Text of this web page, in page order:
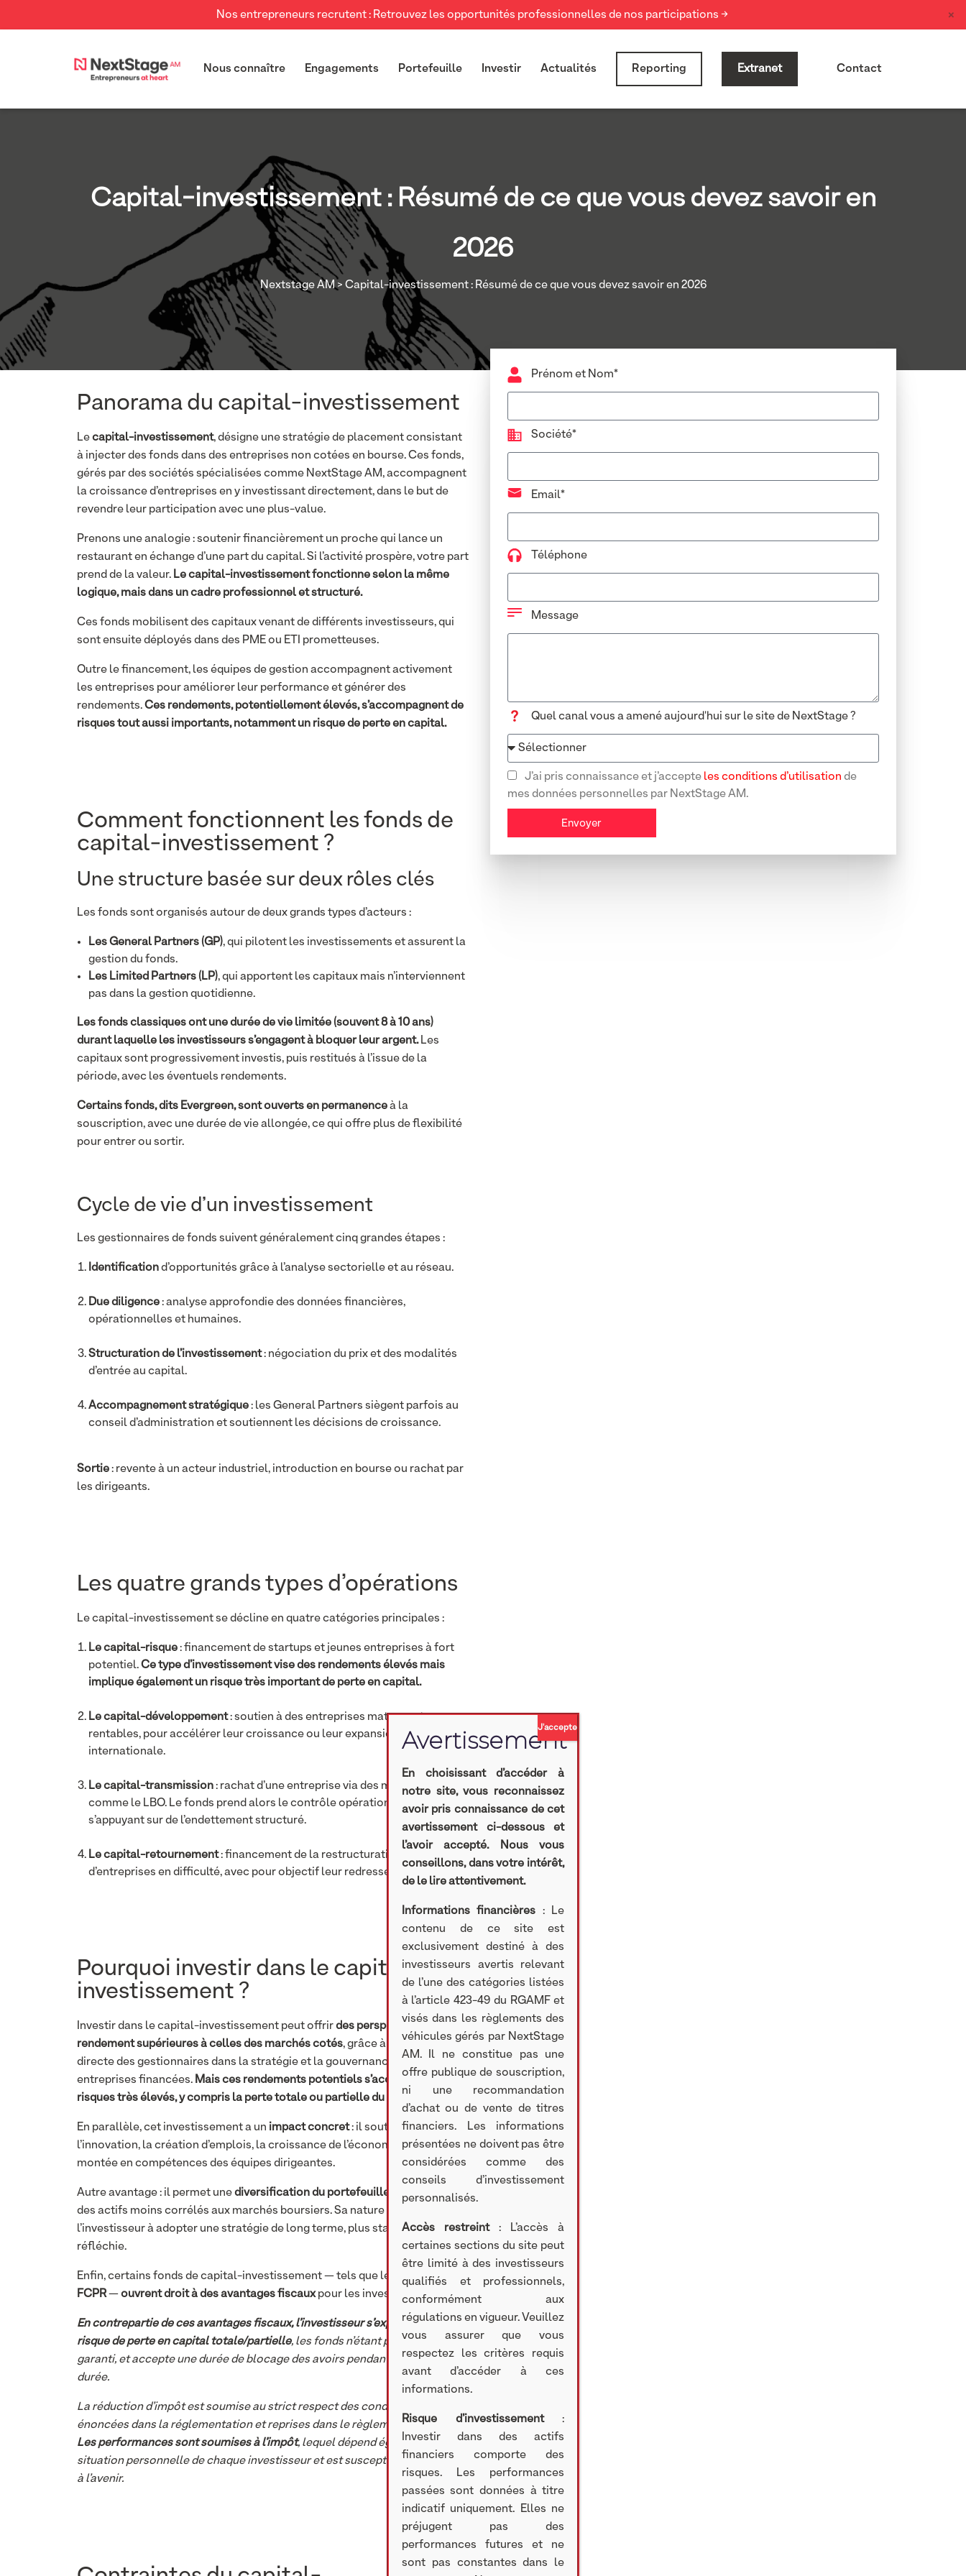
Nos entrepreneurs recrutent : Retrouvez les opportunités professionnelles de nos participations → ×
Nous connaître Engagements Portefeuille Investir Actualités Reporting Extranet Contact
Capital-investissement : Résumé de ce que vous devez savoir en
2026
Nextstage AM> Capital-investissement : Résumé de ce que vous devez savoir en 2026
Panorama du capital-investissement
Lecapital-investissement, désigne une stratégie de placement consistant
à injecter des fonds dans des entreprises non cotées en bourse. Ces fonds,
gérés par des sociétés spécialisées comme NextStage AM, accompagnent
la croissance d’entreprises en y investissant directement, dans le but de
revendre leur participation avec une plus-value.
Prenons une analogie : soutenir financièrement un proche qui lance un
restaurant en échange d’une part du capital. Si l’activité prospère, votre part
prend de la valeur. Le capital-investissement fonctionne selon la même
logique, mais dans un cadre professionnel et structuré.
Ces fonds mobilisent des capitaux venant de différents investisseurs, qui
sont ensuite déployés dans des PME ou ETI prometteuses.
Outre le financement, les équipes de gestion accompagnent activement
les entreprises pour améliorer leur performance et générer des
rendements.Ces rendements, potentiellement élevés, s’accompagnent de
risques tout aussi importants, notamment un risque de perte en capital.
Comment fonctionnent les fonds de
capital-investissement ?
Une structure basée sur deux rôles clés
Les fonds sont organisés autour de deux grands types d’acteurs :
Les General Partners (GP), qui pilotent les investissements et assurent la
gestion du fonds.
Les Limited Partners (LP), qui apportent les capitaux mais n’interviennent
pas dans la gestion quotidienne.
Les fonds classiques ont une durée de vie limitée (souvent 8 à 10 ans)
durant laquelle les investisseurs s’engagent à bloquer leur argent.Les
capitaux sont progressivement investis, puis restitués à l’issue de la
période, avec les éventuels rendements.
Certains fonds, dits Evergreen, sont ouverts en permanenceà la
souscription, avec une durée de vie allongée, ce qui offre plus de flexibilité
pour entrer ou sortir.
Cycle de vie d’un investissement
Les gestionnaires de fonds suivent généralement cinq grandes étapes :
Identificationd’opportunités grâce à l’analyse sectorielle et au réseau.
Due diligence: analyse approfondie des données financières,
opérationnelles et humaines.
Structuration de l’investissement: négociation du prix et des modalités
d’entrée au capital.
Accompagnement stratégique: les General Partners siègent parfois au
conseil d’administration et soutiennent les décisions de croissance.
Sortie: revente à un acteur industriel, introduction en bourse ou rachat par
les dirigeants.
Les quatre grands types d’opérations
Le capital-investissement se décline en quatre catégories principales :
Le capital-risque: financement de startups et jeunes entreprises à fort
potentiel.Ce type d’investissement vise des rendements élevés mais
implique également un risque très important de perte en capital.
Le capital-développement: soutien à des entreprises matures et
rentables, pour accélérer leur croissance ou leur expansion
internationale.
Le capital-transmission: rachat d’une entreprise via des mécanismes
comme le LBO. Le fonds prend alors le contrôle opérationnel en
s’appuyant sur de l’endettement structuré.
Le capital-retournement: financement de la restructuration
d’entreprises en difficulté, avec pour objectif leur redressement.
Pourquoi investir dans le capital-
investissement ?
Investir dans le capital-investissement peut offrirdes perspectives de
rendement supérieures à celles des marchés cotés, grâce à l’implication
directe des gestionnaires dans la stratégie et la gouvernance des
entreprises financées. Mais ces rendements potentiels s’accompagnent de
risques très élevés, y compris la perte totale ou partielle du capital investi.
En parallèle, cet investissement a un impact concret: il soutient
l’innovation, la création d’emplois, la croissance de l’économie réelle, et la
montée en compétences des équipes dirigeantes.
Autre avantage : il permet unediversification du portefeuille
en intégrant
des actifs moins corrélés aux marchés boursiers. Sa nature illiquide oblige
l’investisseur à adopter une stratégie de long terme, plus stable et
réfléchie.
Enfin, certains fonds de capital-investissement — tels que les
FPCI, FCPI ou
FCPR—ouvrent droit à des avantages fiscauxpour les investisseurs.
En contrepartie de ces avantages fiscaux, l’investisseur s’expose à un
risque de perte en capital totale/partielle, les fonds n’étant pas à capital
garanti, et accepte une durée de blocage des avoirs pendant une certaine
durée.
La réduction d’impôt est soumise au strict respect des conditions
énoncées dans la réglementation et reprises dans le règlement du fonds.
Les performances sont soumises à l’impôt, lequel dépend également de la
situation personnelle de chaque investisseur et est susceptible de changer
à l’avenir.
Prénom et Nom*
Société*
Email*
Téléphone
Message
Quel canal vous a amené aujourd'hui sur le site de NextStage ?
J’ai pris connaissance et j’accepte les conditions d’utilisation de
mes données personnelles par NextStage AM.
Envoyer
En choisissant d’accéder à
notre site, vous reconnaissez
avoir pris connaissance de cet
avertissement ci-dessous et
l’avoir accepté. Nous vous
conseillons, dans votre intérêt,
de le lire attentivement.
Informations financières : Le
contenu de ce site est
exclusivement destiné à des
investisseurs avertis relevant
de l’une des catégories listées
à l’article 423-49 du RGAMF et
visés dans les règlements des
véhicules gérés par NextStage
AM. Il ne constitue pas une
offre publique de souscription,
ni une recommandation
d’achat ou de vente de titres
financiers. Les informations
présentées ne doivent pas être
considérées comme des
conseils d’investissement
personnalisés.
Accès restreint: L’accès à
certaines sections du site peut
être limité à des investisseurs
qualifiés et professionnels,
conformément aux
régulations en vigueur. Veuillez
vous assurer que vous
respectez les critères requis
avant d’accéder à ces
informations.
Risque d’investissement:
Investir dans des actifs
financiers comporte des
risques. Les performances
passées sont données à titre
indicatif uniquement. Elles ne
préjugent pas des
performances futures et ne
sont pas constantes dans le